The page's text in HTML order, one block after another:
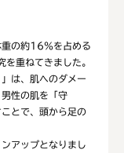
重の約16％を占める
重ねてきました。
は、肌へのダメー
性の肌を「守
とで、頭から足の
アップとなりまし